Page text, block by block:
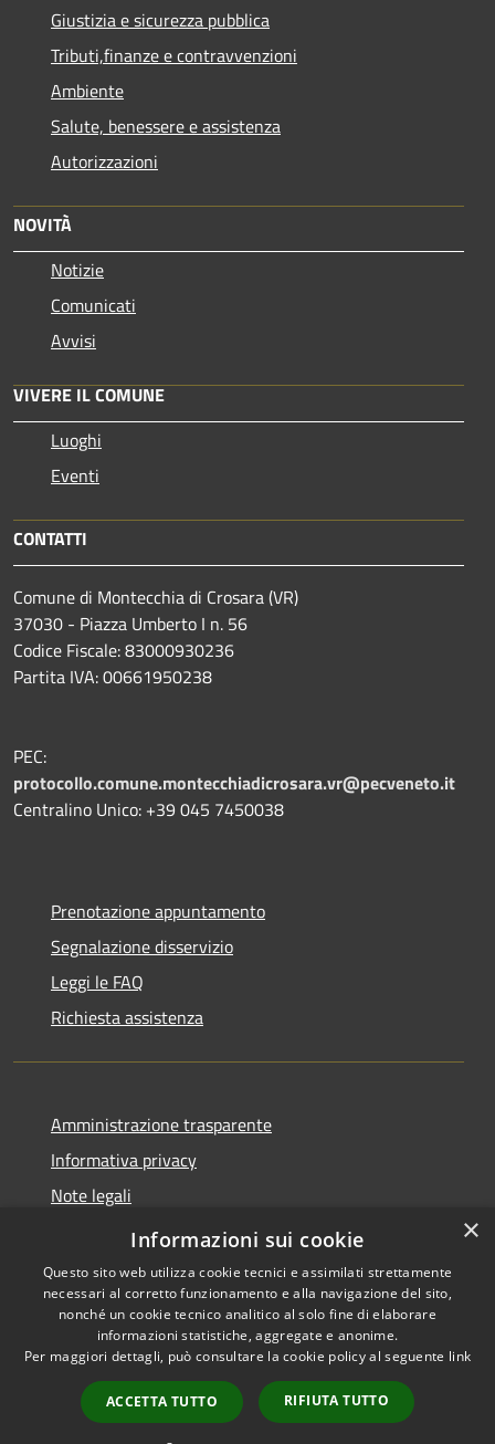
Giustizia e sicurezza pubblica
Tributi,finanze e contravvenzioni
Ambiente
Salute, benessere e assistenza
Autorizzazioni
NOVITÀ
Notizie
Comunicati
Avvisi
VIVERE IL COMUNE
Luoghi
Eventi
CONTATTI
Comune di Montecchia di Crosara (VR)
37030 - Piazza Umberto I n. 56
Codice Fiscale: 83000930236
Partita IVA: 00661950238
PEC:
protocollo.comune.montecchiadicrosara.vr@pecveneto.it
Centralino Unico: +39 045 7450038
Prenotazione appuntamento
Segnalazione disservizio
Leggi le FAQ
Richiesta assistenza
Amministrazione trasparente
Informativa privacy
Note legali
Dichiarazione di accessibilità
Accessibilità
Copyright © 2026 • Comune di
Montecchia di Crosara •
Powered byMunicipium
Accesso redazione
×
Informazioni sui cookie
Questo sito web utilizza cookie tecnici e assimilati strettamente
necessari al corretto funzionamento e alla navigazione del sito,
nonché un cookie tecnico analitico al solo fine di elaborare
informazioni statistiche, aggregate e anonime.
Per maggiori dettagli, può consultare la cookie policy al seguente link
ACCETTA TUTTO RIFIUTA TUTTO